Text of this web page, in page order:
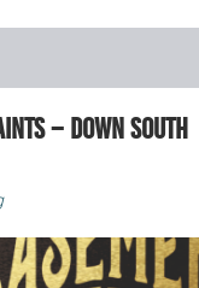
– Down South